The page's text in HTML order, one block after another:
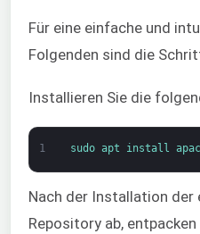
Für eine einfache und
Folgenden sind die
Installieren Sie die
1 sudo apt install
Nach der Installation der
Repository ab,